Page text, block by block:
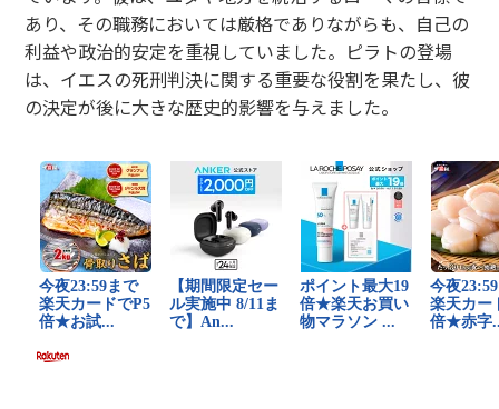
あり、その職務においては厳格でありながらも、自己の
利益や政治的安定を重視していました。ピラトの登場
は、イエスの死刑判決に関する重要な役割を果たし、彼
の決定が後に大きな歴史的影響を与えました。